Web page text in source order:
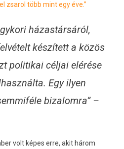
zsarol több mint egy éve.”
házastársáról,
készített a közös
politikai céljai elérése
Egy ilyen
bizalomra” –
volt képes erre, akit három